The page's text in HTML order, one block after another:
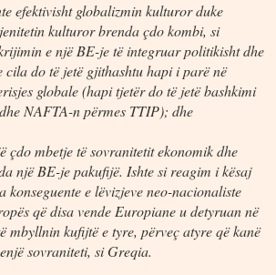
efektivisht globalizmin kulturor duke
kulturor brenda çdo kombi, si
e një BE-je të integruar politikisht dhe
cila do të jetë gjithashtu hapi i parë në
globale (hapi tjetër do të jetë bashkimi
NAFTA-n përmes TTIP); dhe
çdo mbetje të sovranitetit ekonomik dhe
një BE-je pakufijë. Ishte si reagim i kësaj
konseguente e lëvizjeve neo-nacionaliste
që disa vende Europiane u detyruan në
mbyllnin kufijtë e tyre, përveç atyre që kanë
sovraniteti, si Greqia.